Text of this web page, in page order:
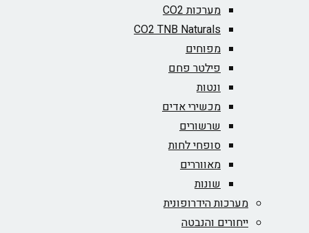
מערכות CO2
CO2 TNB Naturals
מפוחים
פילטר פחם
ונטות
מכשירי אדים
שרשורים
סופחי לחות
מאווררים
שונות
מערכות הידרופונית
ייחורים והנבטה